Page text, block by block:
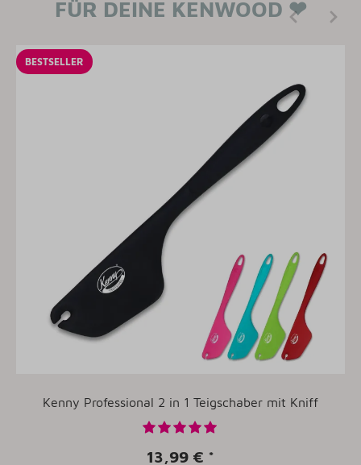
FÜR DEINE KENWOOD ❤
BESTSELLER
Kenny Professional 2 in 1 Teigschaber mit Kniff
13,99 € *